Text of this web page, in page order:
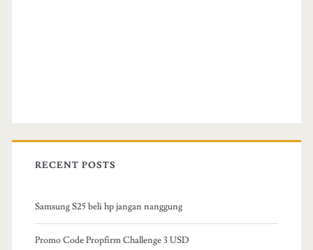
RECENT POSTS
Samsung S25 beli hp jangan nanggung
Promo Code Propfirm Challenge 3 USD